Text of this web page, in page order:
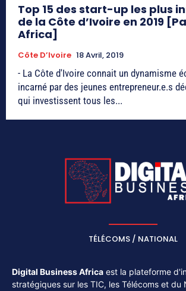
Top 15 des start-up les plus
de la Côte d’Ivoire en 2019
Africa]
Côte D’Ivoire 18 Avril, 2019
- La Côte d'Ivoire connait un dynamisme
incarné par des jeunes entrepreneur.e.s
qui investissent tous les...
TÉLÉCOMS / NATIONAL
Digital Business Africa est la plateforme
stratégiques sur les TIC, les Télécoms et du